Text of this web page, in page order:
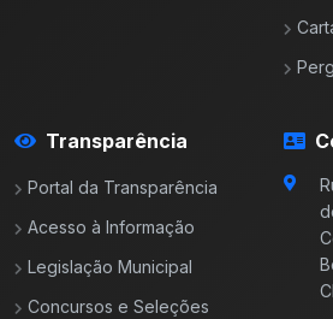
Transparência
Portal da Transparência
Acesso à Informação
Legislação Municipal
Concursos e Seleções